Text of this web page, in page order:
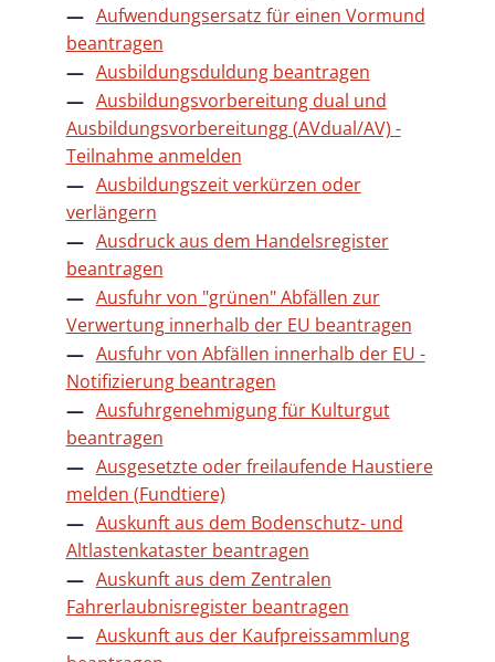
Aufwendungsersatz für einen Vormund
beantragen
Ausbildungsduldung beantragen
Ausbildungsvorbereitung dual und
Ausbildungsvorbereitungg (AVdual/AV) -
Teilnahme anmelden
Ausbildungszeit verkürzen oder
verlängern
Ausdruck aus dem Handelsregister
beantragen
Ausfuhr von "grünen" Abfällen zur
Verwertung innerhalb der EU beantragen
Ausfuhr von Abfällen innerhalb der EU -
Notifizierung beantragen
Ausfuhrgenehmigung für Kulturgut
beantragen
Ausgesetzte oder freilaufende Haustiere
melden (Fundtiere)
Auskunft aus dem Bodenschutz- und
Altlastenkataster beantragen
Auskunft aus dem Zentralen
Fahrerlaubnisregister beantragen
Auskunft aus der Kaufpreissammlung